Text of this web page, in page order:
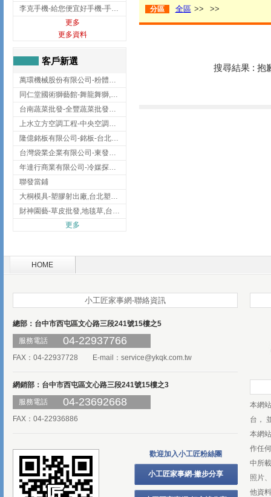
李克手機-給您便宜好手機-手機收購,屏東手機收購
更多
更多資料
客戶新選
萬環機械股份有限公司-粉體塗裝設備,輸送機,輸送機設備,台南輸送機
同仁堂國術獅藝館-舞龍舞獅,台中舞龍舞獅
台南蔬菜批發-全豐蔬菜批發專送/台南蔬菜箱宅配到府
上水立方空調工程-中央空調規劃,台北中央空調規劃
隆億銘板有限公司-銘板-台北銘板-板橋銘板
台灣袋業企業有限公司-東發企業社/台中太空袋/太空包
年達行商業有限公司-冷媒探漏儀,壓力錶組,真空泵浦,台北冷凍空調材料
聯發當鋪
大桐模具-塑膠射出廠,台北塑膠射出廠
財神園藝-草皮批發,地毯草,台北草,彰化地毯草,彰化台北草
更多
分區 全區 >> >>
搜尋結果 : 抱
HOME
小工匠家事網-聯絡資訊
總部：台中市西屯區文心路三段241號15樓之5
服務電話
04-22937766
FAX：04-22937728 E-mail： service@ykqk.com.tw
網銷部：台中市西屯區文心路三段241號15樓之3
服務電話
04-23692668
FAX：04-22936886
歡迎加入小工匠粉絲團
小工匠家事網-撇步分享
本網
台，
本網
作任
中所
照片
他資